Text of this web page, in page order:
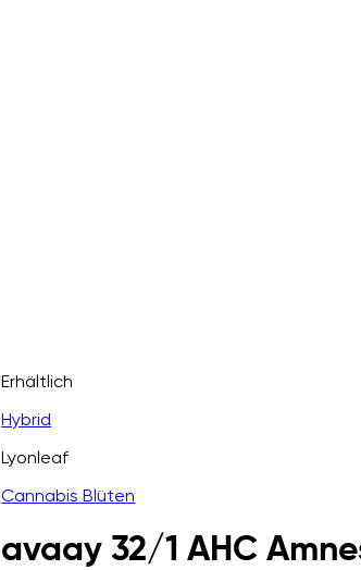
Erhältlich
Hybrid
Lyonleaf
Cannabis Blüten
avaay 32/1 AHC